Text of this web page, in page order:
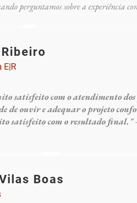
perguntamos sobre a experiência
E|R
satisfeito com o atendimento
de ouvir e adequar o projeto
satisfeito com o resultado final."
Boas